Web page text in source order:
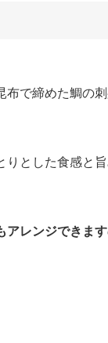
で締めた鯛の刺
とした食感と旨
アレンジできます